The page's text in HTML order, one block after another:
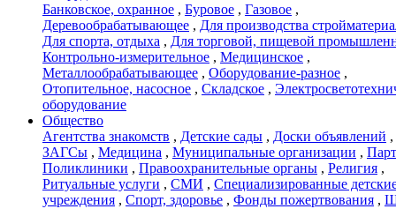
Банковское, охранное , Буровое , Газовое ,
Деревообрабатывающее , Для производства
Для спорта, отдыха , Для торговой, пищевой
Контрольно-измерительное , Медицинское ,
Металлообрабатывающее , Оборудование-разное ,
Отопительное, насосное , Складское ,
оборудование
Общество
Агентства знакомств , Детские сады , Доски объявлений ,
ЗАГСы , Медицина , Муниципальные организации ,
Поликлиники , Правоохранительные органы , Религия ,
Ритуальные услуги , СМИ , Специализированные
учреждения , Спорт, здоровье , Фонды пожертвования ,